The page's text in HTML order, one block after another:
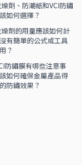
劑、防潮紙和VCI防鏽
如何選擇？
劑的用量應該如何計
有簡單的公式或工具
？
防鏽膜有哪些注意事
如何確保金屬產品得
防鏽效果？